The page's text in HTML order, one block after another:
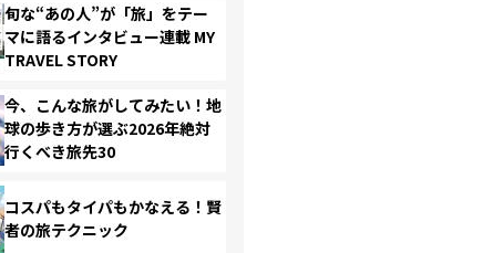
旬な“あの人”が「旅」をテー
マに語るインタビュー連載 MY
TRAVEL STORY
今、こんな旅がしてみたい！地
球の歩き方が選ぶ2026年絶対
行くべき旅先30
コスパもタイパもかなえる！賢
者の旅テクニック